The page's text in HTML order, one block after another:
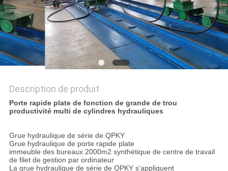
PLAN
DU
SITE
POLITIQUE
DE
CONFIDENTIALITÉ
Description de produit
Porte rapide plate de fonction de grande de trou
productivité multi de cylindres hydrauliques
Grue hydraulique de série de QPKY
Grue hydraulique de porte rapide plate
immeuble des bureaux 2000m2 synthétique de centre de travail
de filet de gestion par ordinateur
La grue hydraulique de série de QPKY s'appliquent